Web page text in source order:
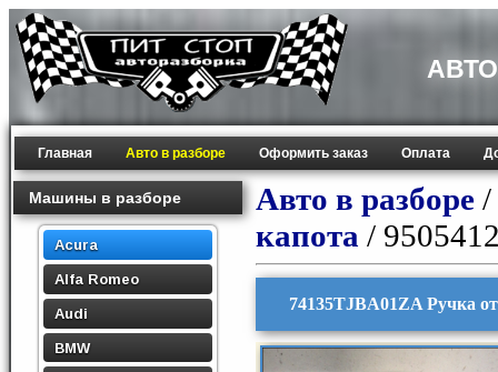
Главная Авто в разборе Оформить заказ Оплата
Машины в разборе
Acura
Alfa Romeo
Audi
BMW
Авто в разборе /
капота /
74135TJBA01ZA Ручка